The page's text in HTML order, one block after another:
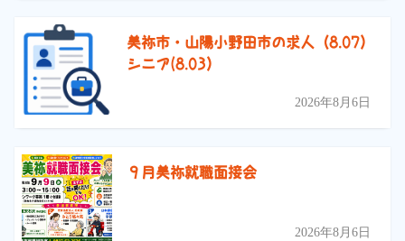
美祢市・山陽小野田市の求人（8.07）
シニア(8.03）
2026年8月6日
９月美祢就職面接会
2026年8月6日